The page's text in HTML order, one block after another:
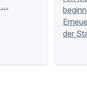
…
der